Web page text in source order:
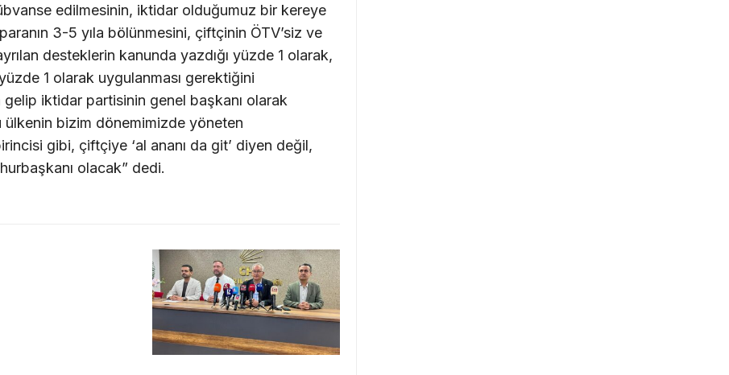
edilmesinin, iktidar olduğumuz bir kereye
3-5 yıla bölünmesini, çiftçinin ÖTV’siz ve
desteklerin kanunda yazdığı yüzde 1 olarak,
1 olarak uygulanması gerektiğini
iktidar partisinin genel başkanı olarak
ülkenin bizim dönemimizde yöneten
gibi, çiftçiye ‘al ananı da git’ diyen değil,
olacak” dedi.